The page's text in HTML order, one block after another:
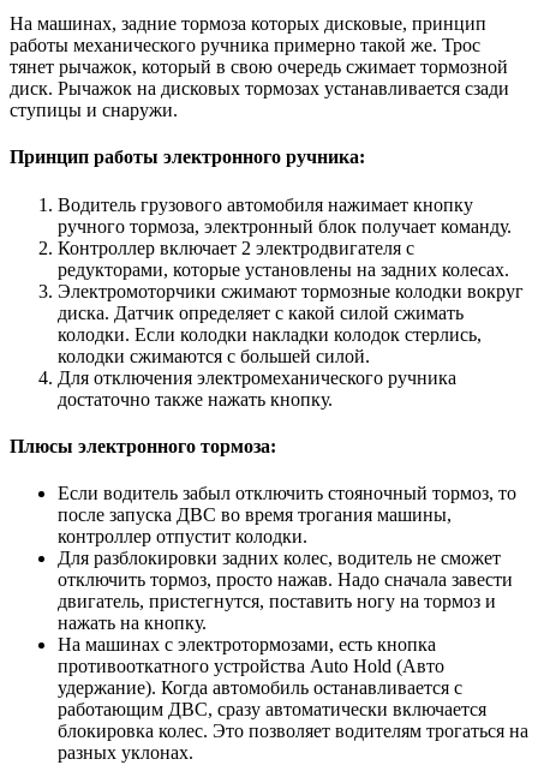
На машинах, задние тормоза которых дисковые, принцип
работы механического ручника примерно такой же. Трос
тянет рычажок, который в свою очередь сжимает тормозной
диск. Рычажок на дисковых тормозах устанавливается сзади
ступицы и снаружи.
Принцип работы электронного ручника:
Водитель грузового автомобиля нажимает кнопку
ручного тормоза, электронный блок получает команду.
Контроллер включает 2 электродвигателя с
редукторами, которые установлены на задних колесах.
Электромоторчики сжимают тормозные колодки вокруг
диска. Датчик определяет с какой силой сжимать
колодки. Если колодки накладки колодок стерлись,
колодки сжимаются с большей силой.
Для отключения электромеханического ручника
достаточно также нажать кнопку.
Плюсы электронного тормоза:
Если водитель забыл отключить стояночный тормоз, то
после запуска ДВС во время трогания машины,
контроллер отпустит колодки.
Для разблокировки задних колес, водитель не сможет
отключить тормоз, просто нажав. Надо сначала завести
двигатель, пристегнутся, поставить ногу на тормоз и
нажать на кнопку.
На машинах с электротормозами, есть кнопка
противооткатного устройства Auto Hold (Авто
удержание). Когда автомобиль останавливается с
работающим ДВС, сразу автоматически включается
блокировка колес. Это позволяет водителям трогаться на
разных уклонах.